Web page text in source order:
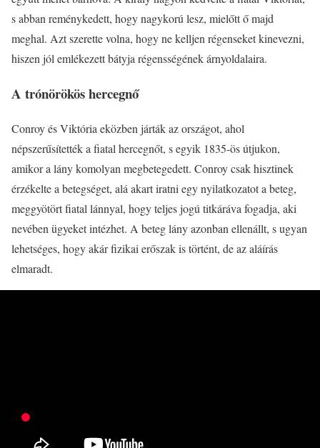
s abban reménykedett, hogy nagykorú lesz, mielőtt ő majd
meghal. Azt szerette volna, hogy ne kelljen régenseket kinevezni,
hiszen jól emlékezett bátyja régensségének árnyoldalaira.
A trónörökös hercegnő
Conroy és Viktória eközben járták az országot, ahol
népszerűsítették a fiatal hercegnőt, s egyik 1835-ös útjukon,
amikor a lány komolyan megbetegedett. Conroy csak hisztinek
érzékelte a betegséget, alá akart iratni egy nyilatkozatot a beteg,
meggyötört fiatal lánnyal, hogy teljes jogú titkáráva fogadja, aki
nevében ügyeket intézhet. A beteg lány azonban ellenállt, s ugyan
lehetséges, hogy akár fizikai erőszak is történt, de az aláírás
elmaradt.